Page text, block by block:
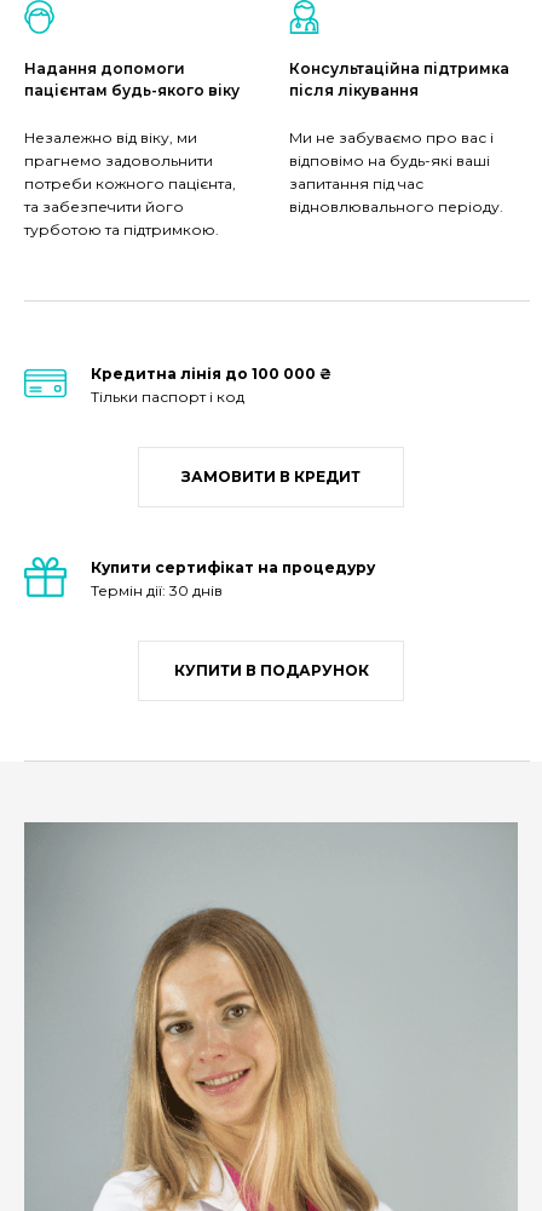
Надання допомоги
пацієнтам будь-якого віку
Незалежно від віку, ми
прагнемо задовольнити
потреби кожного пацієнта,
та забезпечити його
турботою та підтримкою.
Консультаційна підтримка
після лікування
Ми не забуваємо про вас і
відповімо на будь-які ваші
запитання під час
відновлювального періоду.
Кредитна лінія до 100 000 ₴
Тільки паспорт і код
ЗАМОВИТИ В КРЕДИТ
Купити сертифікат на процедуру
Термін дії: 30 днів
КУПИТИ В ПОДАРУНОК